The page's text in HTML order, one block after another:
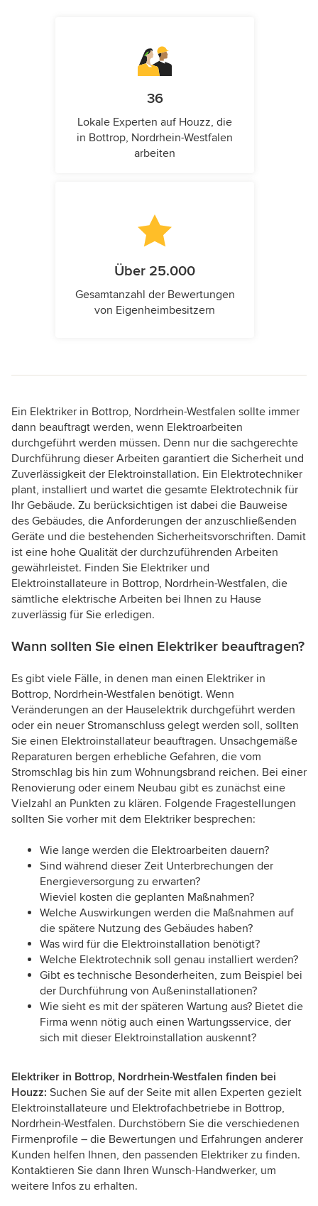
36
Lokale Experten auf Houzz, die
in Bottrop, Nordrhein-Westfalen
arbeiten
Über 25.000
Gesamtanzahl der Bewertungen
von Eigenheimbesitzern
Ein Elektriker in Bottrop, Nordrhein-Westfalen sollte immer
dann beauftragt werden, wenn Elektroarbeiten
durchgeführt werden müssen. Denn nur die sachgerechte
Durchführung dieser Arbeiten garantiert die Sicherheit und
Zuverlässigkeit der Elektroinstallation. Ein Elektrotechniker
plant, installiert und wartet die gesamte Elektrotechnik für
Ihr Gebäude. Zu berücksichtigen ist dabei die Bauweise
des Gebäudes, die Anforderungen der anzuschließenden
Geräte und die bestehenden Sicherheitsvorschriften. Damit
ist eine hohe Qualität der durchzuführenden Arbeiten
gewährleistet. Finden Sie Elektriker und
Elektroinstallateure in Bottrop, Nordrhein-Westfalen, die
sämtliche elektrische Arbeiten bei Ihnen zu Hause
zuverlässig für Sie erledigen.
Wann sollten Sie einen Elektriker beauftragen?
Es gibt viele Fälle, in denen man einen Elektriker in
Bottrop, Nordrhein-Westfalen benötigt. Wenn
Veränderungen an der Hauselektrik durchgeführt werden
oder ein neuer Stromanschluss gelegt werden soll, sollten
Sie einen Elektroinstallateur beauftragen. Unsachgemäße
Reparaturen bergen erhebliche Gefahren, die vom
Stromschlag bis hin zum Wohnungsbrand reichen. Bei einer
Renovierung oder einem Neubau gibt es zunächst eine
Vielzahl an Punkten zu klären. Folgende Fragestellungen
sollten Sie vorher mit dem Elektriker besprechen:
Wie lange werden die Elektroarbeiten dauern?
Sind während dieser Zeit Unterbrechungen der
Energieversorgung zu erwarten?
Wieviel kosten die geplanten Maßnahmen?
Welche Auswirkungen werden die Maßnahmen auf
die spätere Nutzung des Gebäudes haben?
Was wird für die Elektroinstallation benötigt?
Welche Elektrotechnik soll genau installiert werden?
Gibt es technische Besonderheiten, zum Beispiel bei
der Durchführung von Außeninstallationen?
Wie sieht es mit der späteren Wartung aus? Bietet die
Firma wenn nötig auch einen Wartungsservice, der
sich mit dieser Elektroinstallation auskennt?
Elektriker in Bottrop, Nordrhein-Westfalen finden bei
Houzz: Suchen Sie auf der Seite mit allen Experten gezielt
Elektroinstallateure und Elektrofachbetriebe in Bottrop,
Nordrhein-Westfalen. Durchstöbern Sie die verschiedenen
Firmenprofile – die Bewertungen und Erfahrungen anderer
Kunden helfen Ihnen, den passenden Elektriker zu finden.
Kontaktieren Sie dann Ihren Wunsch-Handwerker, um
weitere Infos zu erhalten.